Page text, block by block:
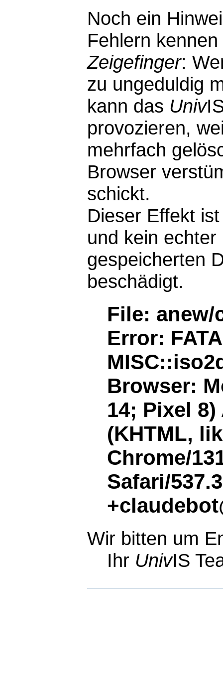
Noch ein
Fehlern
Zeigefinger:
zu ungeduldig
kann das Univ
provozieren,
mehrfach
Browser
schickt.
Dieser Effekt
und kein
gespeicherten
beschädigt.
File: anew/
Error:
Browser:
14; Pixel
(KHTML,
Chrome/
Safari/
Wir bitten um
Ihr UnivIS